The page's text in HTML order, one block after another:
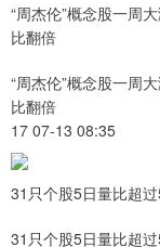
“周杰伦”概念股一周
比翻倍
“周杰伦”概念股一周
比翻倍
17 07-13 08:35
31只个股5日量比超
31只个股5日量比超